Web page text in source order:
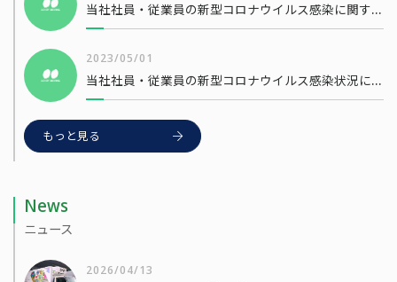
当社社員・従業員の新型コロナウイルス感染に関するお知らせ
2023/05/01
当社社員・従業員の新型コロナウイルス感染状況について
もっと見る
News
ニュース
2026/04/13